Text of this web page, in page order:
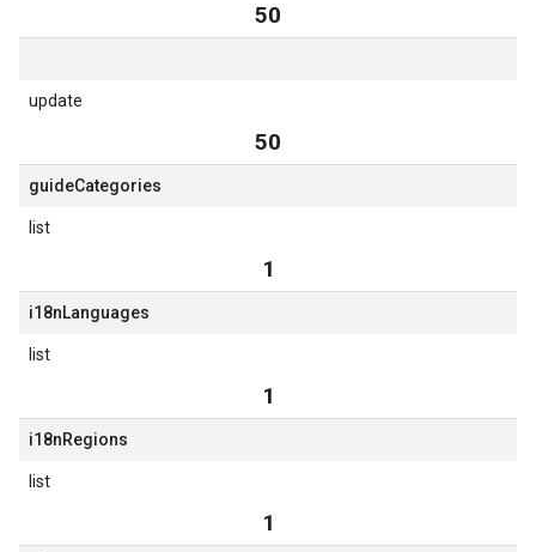
50
update
50
guideCategories
list
1
i18nLanguages
list
1
i18nRegions
list
1